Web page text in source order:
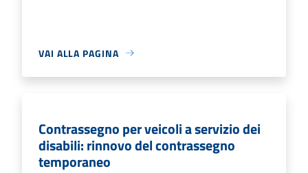
VAI ALLA PAGINA
Contrassegno per veicoli a servizio dei
disabili: rinnovo del contrassegno
temporaneo